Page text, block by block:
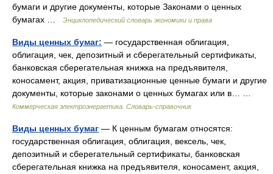
бумаги и другие документы, которые Законами о ценных
бумагах …
Энциклопедический словарь экономики и права
Виды ценных бумаг: — государственная облигация,
облигация, чек, депозитный и сберегательный сертификаты,
банковская сберегательная книжка на предъявителя,
коносамент, акция, приватизационные ценные бумаги и другие
документы, которые законами о ценных бумагах или в… …
Коммерческая электроэнергетика. Словарь-справочник
Виды ценных бумаг — К ценным бумагам относятся:
государственная облигация, облигация, вексель, чек,
депозитный и сберегательный сертификаты, банковская
сберегательная книжка на предъявителя, коносамент, акция,